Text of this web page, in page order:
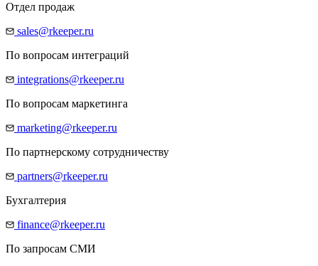
Отдел продаж
sales@rkeeper.ru
По вопросам интеграций
integrations@rkeeper.ru
По вопросам маркетинга
marketing@rkeeper.ru
По партнерскому сотрудничеству
partners@rkeeper.ru
Бухгалтерия
finance@rkeeper.ru
По запросам СМИ